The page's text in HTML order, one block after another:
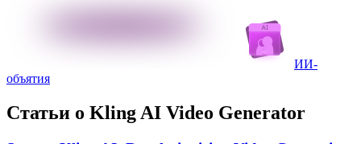
ИИ-
объятия
Статьи о Kling AI Video Generator